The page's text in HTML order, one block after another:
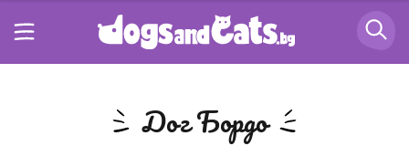
Дог Бордо